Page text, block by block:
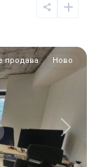
Next
продава Ново